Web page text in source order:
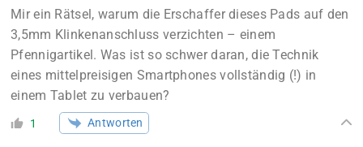
Mir ein Rätsel, warum die Erschaffer dieses Pads auf den
3,5mm Klinkenanschluss verzichten – einem
Pfennigartikel. Was ist so schwer daran, die Technik
eines mittelpreisigen Smartphones vollständig (!) in
einem Tablet zu verbauen?
1 Antworten